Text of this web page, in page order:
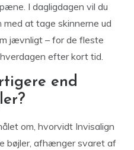
I dagligdagen vil du
at tage skinnerne ud
jævnligt – for de fleste
efter kort tid.
end
om, hvorvidt Invisalign
bøjler, afhænger svaret af